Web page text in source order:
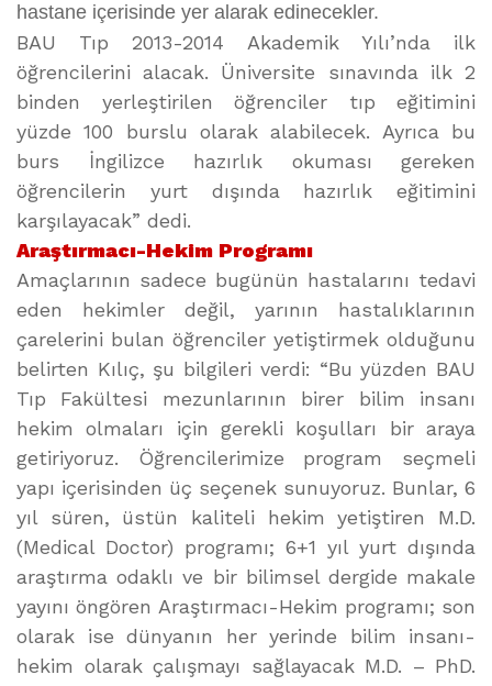
hastane içerisinde yer alarak edinecekler.
BAU Tıp 2013-2014 Akademik Yılı’nda ilk
öğrencilerini alacak. Üniversite sınavında ilk 2
binden yerleştirilen öğrenciler tıp eğitimini
yüzde 100 burslu olarak alabilecek. Ayrıca bu
burs İngilizce hazırlık okuması gereken
öğrencilerin yurt dışında hazırlık eğitimini
karşılayacak” dedi.
Araştırmacı-Hekim Programı
Amaçlarının sadece bugünün hastalarını tedavi
eden hekimler değil, yarının hastalıklarının
çarelerini bulan öğrenciler yetiştirmek olduğunu
belirten Kılıç, şu bilgileri verdi: “Bu yüzden BAU
Tıp Fakültesi mezunlarının birer bilim insanı
hekim olmaları için gerekli koşulları bir araya
getiriyoruz. Öğrencilerimize program seçmeli
yapı içerisinden üç seçenek sunuyoruz. Bunlar, 6
yıl süren, üstün kaliteli hekim yetiştiren M.D.
(Medical Doctor) programı; 6+1 yıl yurt dışında
araştırma odaklı ve bir bilimsel dergide makale
yayını öngören Araştırmacı-Hekim programı; son
olarak ise dünyanın her yerinde bilim insanı-
hekim olarak çalışmayı sağlayacak M.D. – PhD.